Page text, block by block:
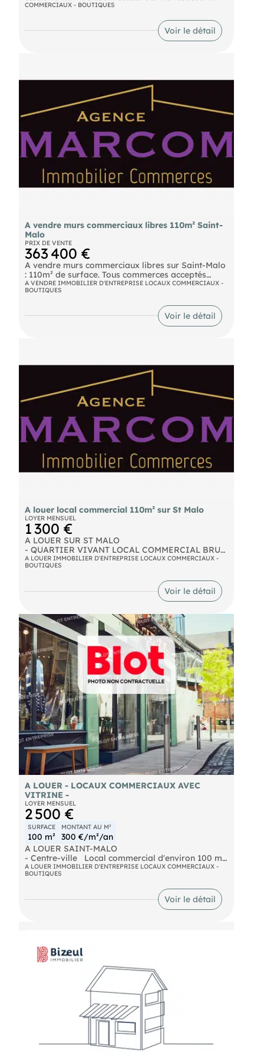
tous commerces Loyer mensuel TTC : 1035€
Emplacement avec fort passage A vendre 110 000
COMMERCIAUX - BOUTIQUES
Voir le détail
A vendre murs commerciaux libres 110m² Saint-
Malo
PRIX DE VENTE
363 400 €
A vendre murs commerciaux libres sur Saint-Malo
: 110m² de surface. Tous commerces acceptés
Travaux : Habillage et planché sur la première
partie du local à prévoir A vendre 340 000 € Net
A VENDRE IMMOBILIER D'ENTREPRISE LOCAUX COMMERCIAUX -
BOUTIQUES
Voir le détail
A louer local commercial 110m² sur St Malo
LOYER MENSUEL
1 300 €
A LOUER SUR ST MALO
- QUARTIER VIVANT LOCAL COMMERCIAL BRUT
DE BETON DE 110m², TOUS COMMERCES. BAIL
3/6/9 LOYER MENSUEL HT : 1 300€ CHARGES :
A LOUER IMMOBILIER D'ENTREPRISE LOCAUX COMMERCIAUX -
BOUTIQUES
Voir le détail
A LOUER - LOCAUX COMMERCIAUX AVEC
VITRINE -
LOYER MENSUEL
2 500 €
SURFACE
100 m²
MONTANT AU M²
300 €/m²/an
A LOUER SAINT-MALO
- Centre-ville Local commercial d'environ 100 m²
avec une belle visibilité
- vitrine de 3 mètres. Emplacement central,
proximité des services et commerces. Parking
partagé à disposition. Les informations sur les
risques naturels, miniers, ou technologiques,
A LOUER IMMOBILIER D'ENTREPRISE LOCAUX COMMERCIAUX -
BOUTIQUES
Voir le détail